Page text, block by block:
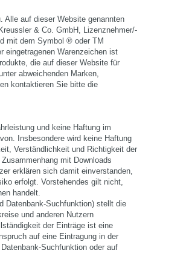
Alle auf dieser Website genannten
& Co. GmbH, Lizenznehmer/-
mit dem Symbol ® oder TM
eingetragenen Warenzeichen ist
die auf dieser Website für
abweichenden Marken,
kontaktieren Sie bitte die
und keine Haftung im
Insbesondere wird keine Haftung
Verständlichkeit und Richtigkeit der
mit Downloads
erklären sich damit einverstanden,
erfolgt. Vorstehendes gilt nicht,
handelt.
Datenbank-Suchfunktion) stellt die
und anderen Nutzern
der Einträge ist eine
auf eine Eintragung in der
Suchfunktion oder auf